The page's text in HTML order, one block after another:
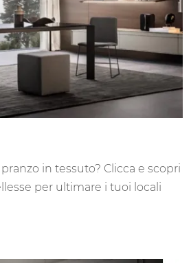
in tessuto? Clicca e scopri
per ultimare i tuoi locali